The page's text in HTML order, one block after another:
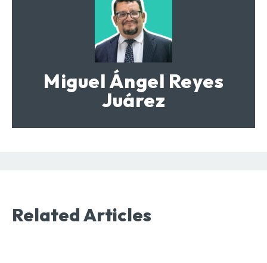
Miguel Ángel Reyes
Juárez
Related Articles